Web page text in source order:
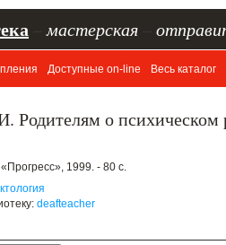
мастерская
Доступные on-line Весь каталог
Родителям о психическом
1999. - 80 с.
deafteacher